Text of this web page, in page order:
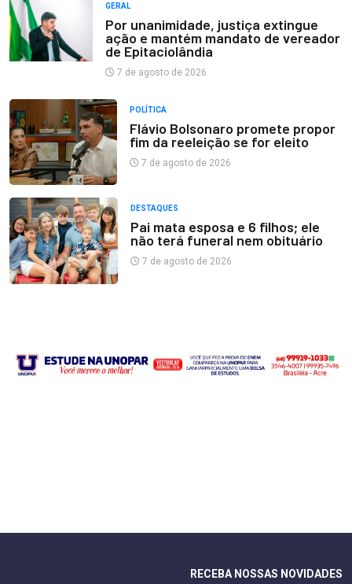
GERAL
Por unanimidade, justiça extingue
ação e mantém mandato de vereador
de Epitaciolândia
7 de agosto de 2026
POLÍTICA
Flávio Bolsonaro promete propor
fim da reeleição se for eleito
7 de agosto de 2026
DESTAQUES
Pai mata esposa e 6 filhos; ele
não terá funeral nem obituário
7 de agosto de 2026
RECEBA NOSSAS NOVIDADES